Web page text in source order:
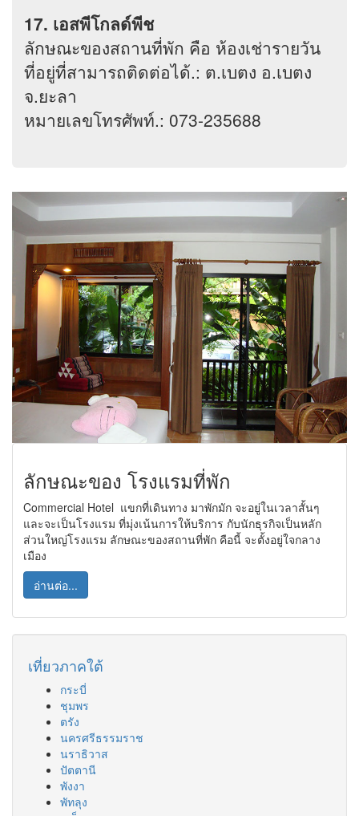
17. เอสพีโกลด์พีช
ลักษณะของสถานที่พัก คือ ห้องเช่ารายวัน
ที่อยู่ที่สามารถติดต่อได้.: ต.เบตง อ.เบตง
จ.ยะลา
หมายเลขโทรศัพท์.: 073-235688
ลักษณะของ โรงแรมที่พัก
Commercial Hotel แขกที่เดินทาง มาพักมัก จะอยู่ในเวลาสั้นๆ
และจะเป็นโรงแรม ที่มุ่งเน้นการให้บริการ กับนักธุรกิจเป็นหลัก
ส่วนใหญ่โรงแรม ลักษณะของสถานที่พัก คือนี้ จะตั้งอยู่ใจกลาง
เมือง
อ่านต่อ...
เที่ยวภาคใต้
กระบี่
ชุมพร
ตรัง
นครศรีธรรมราช
นราธิวาส
ปัตตานี
พังงา
พัทลุง